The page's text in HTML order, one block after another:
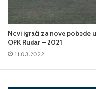
Novi igrači za nove pobede u
OPK Rudar – 2021
11.03.2022